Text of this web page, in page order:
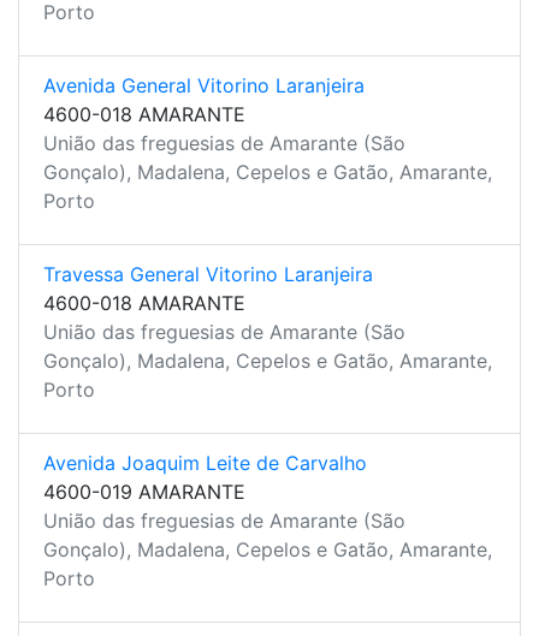
Porto
Avenida General Vitorino Laranjeira
4600-018 AMARANTE
União das freguesias de Amarante (São
Gonçalo), Madalena, Cepelos e Gatão, Amarante,
Porto
Travessa General Vitorino Laranjeira
4600-018 AMARANTE
União das freguesias de Amarante (São
Gonçalo), Madalena, Cepelos e Gatão, Amarante,
Porto
Avenida Joaquim Leite de Carvalho
4600-019 AMARANTE
União das freguesias de Amarante (São
Gonçalo), Madalena, Cepelos e Gatão, Amarante,
Porto